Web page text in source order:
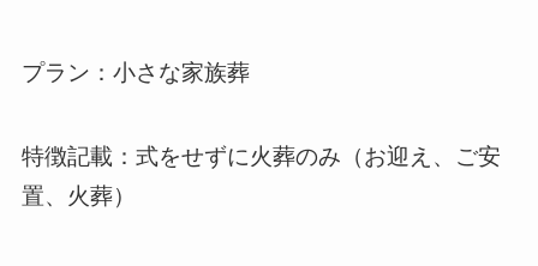
プラン：小さな家族葬
特徴記載：式をせずに火葬のみ（お迎え、ご安
置、火葬）